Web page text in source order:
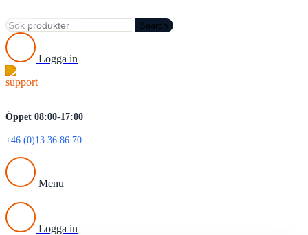
Search
Logga in
Öppet 08:00-17:00
+46 (0)13 36 86 70
Menu
Logga in